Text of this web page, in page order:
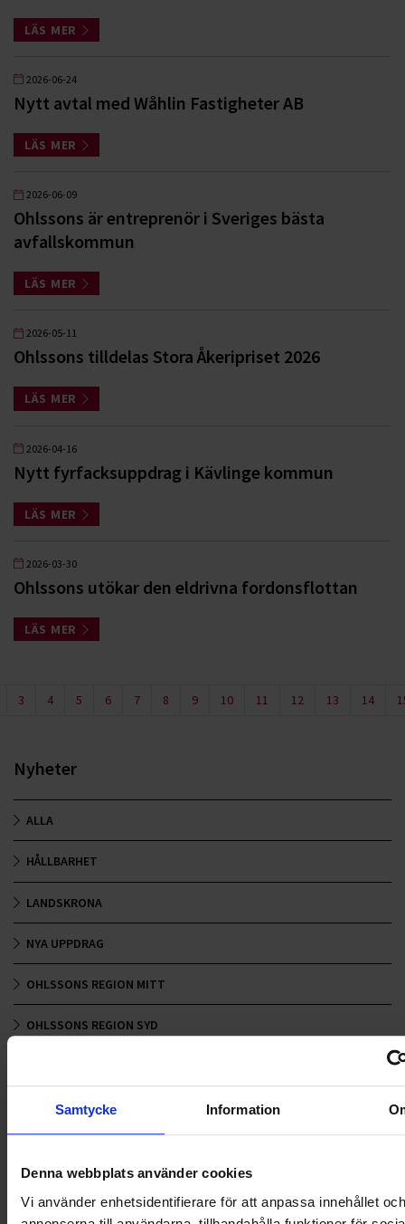
Samtycke Information
Denna webbplats använder cookies
Vi använder enhetsidentifierare för att anpassa innehållet och
LÄS MER
2026-06-24
Nytt avtal med Wåhlin Fastigheter AB
LÄS MER
2026-06-09
Ohlssons är entreprenör i Sveriges bästa
avfallskommun
LÄS MER
2026-05-11
Ohlssons tilldelas Stora Åkeripriset 2026
LÄS MER
2026-04-16
Nytt fyrfacksuppdrag i Kävlinge kommun
LÄS MER
2026-03-30
Ohlssons utökar den eldrivna fordonsflottan
LÄS MER
3 4 5 6 7 8 9 10 11 12 13 14
Nyheter
ALLA
HÅLLBARHET
LANDSKRONA
NYA UPPDRAG
OHLSSONS REGION MITT
OHLSSONS REGION SYD
OHLSSONSKOLLEGOR